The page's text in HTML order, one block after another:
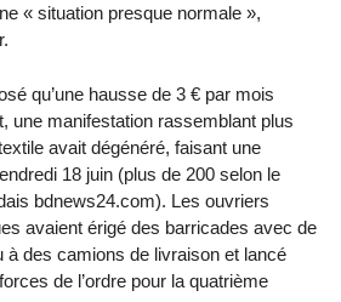
« situation presque normale »,
qu’une hausse de 3 € par mois
une manifestation rassemblant plus
avait dégénéré, faisant une
18 juin (plus de 200 selon le
bdnews24.com). Les ouvriers
avaient érigé des barricades avec de
à des camions de livraison et lancé
de l’ordre pour la quatrième